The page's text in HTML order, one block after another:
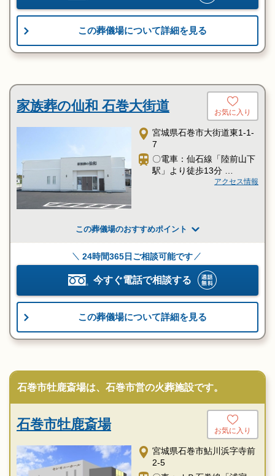
この葬儀場について詳細を見る
家族葬の仙和 石巻大街道 お気に入り
宮城県石巻市大街道東1-1-
7
〇電車：仙石線「陸前山下
駅」より徒歩13分
〇電車：仙石線「石巻駅」
〇車：「石巻港IC」より
「石巻第一自動車学校」方
面へ約8分
〇車：双葉町交差点すぐ
〇車：金花山道沿い
アクセス情報
この葬儀場のおすすめポイント
24時間365日ご相談可能です
今すぐ電話で相談する
この葬儀場について詳細を見る
石巻市牡鹿斎場は、石巻市営の火葬施設です。
石巻市牡鹿斎場 お気に入り
宮城県石巻市鮎川浜字寺前
2-5